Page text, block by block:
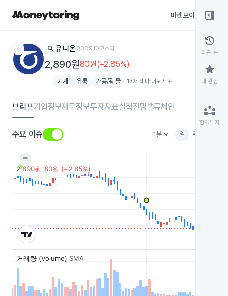
마켓보이스
star search 유니온000910코스피
2,890원80원(+2.85%)
기계 유통 가공/광물 13개 테마 더보기 add
브리프기업정보재무정보투자지표실적전망밸류체인
주요 이슈 1분keyboard_arrow_down 일 주
right_panel_open
history
최근 본
star
내 관심
partner_exchange
함께투자